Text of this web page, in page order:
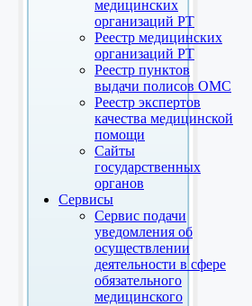
медицинских
организаций РТ
Реестр медицинских
организаций РТ
Реестр пунктов
выдачи полисов ОМС
Реестр экспертов
качества медицинской
помощи
Сайты
государственных
органов
Сервисы
Сервис подачи
уведомления об
осуществлении
деятельности в сфере
обязательного
медицинского